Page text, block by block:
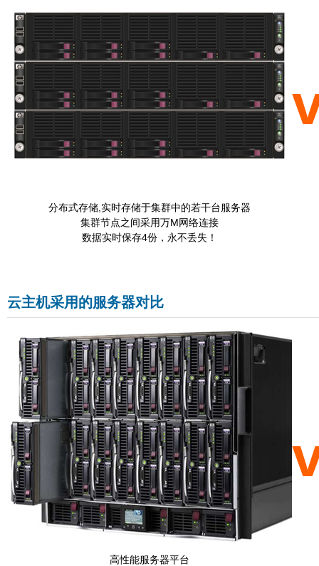
分布式存储,实时存储于集群中的若干台服务器
集群节点之间采用万M网络连接
数据实时保存4份，永不丢失！
云主机采用的服务器对比
高性能服务器平台